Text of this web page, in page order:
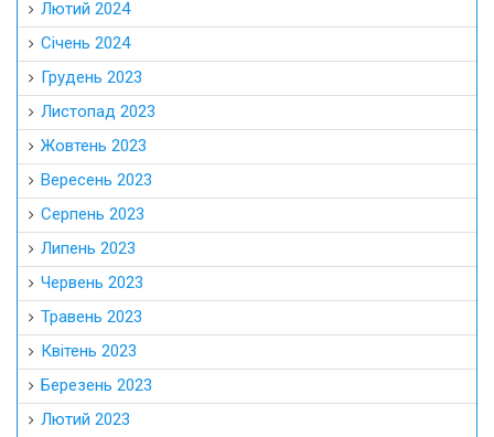
Лютий 2024
Січень 2024
Грудень 2023
Листопад 2023
Жовтень 2023
Вересень 2023
Серпень 2023
Липень 2023
Червень 2023
Травень 2023
Квітень 2023
Березень 2023
Лютий 2023